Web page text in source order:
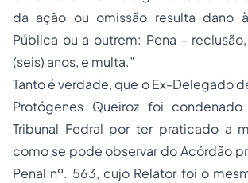
da ação ou omissão resulta dano
Pública ou a outrem: Pena -
(seis) anos, e multa.”
Tanto é verdade, que o Ex-Delegado
Protógenes Queiroz foi
Tribunal Fedral por ter praticado a
como se pode observar do Acórdão
Penal nº. 563, cujo Relator foi o